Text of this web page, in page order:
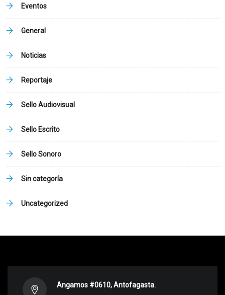
Eventos
General
Noticias
Reportaje
Sello Audiovisual
Sello Escrito
Sello Sonoro
Sin categoría
Uncategorized
Angamos #0610, Antofagasta.